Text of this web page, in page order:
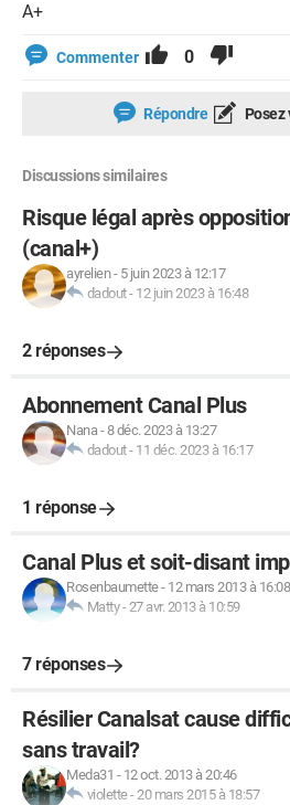
A+
Commenter 0
Répondre Posez
Discussions similaires
Risque légal après
(canal+)
ayrelien- 5 juin 2023 à 12:17
dadout- 12 juin 2023 à 16:48
2 réponses
Abonnement Canal Plus
Nana-8 déc. 2023 à 13:27
dadout- 11 déc. 2023 à 16:17
1 réponse
Canal Plus et soit-disant
Rosenbaumette- 12 mars 2013 à 16:08
Matty-27 avr. 2013 à 10:59
7 réponses
Résilier Canalsat cause
sans travail?
Meda31 - 12 oct. 2013 à 20:46
violette-20 mars 2015 à 18:57